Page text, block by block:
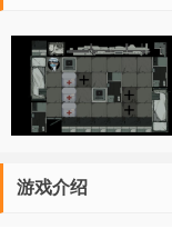
游戏介绍